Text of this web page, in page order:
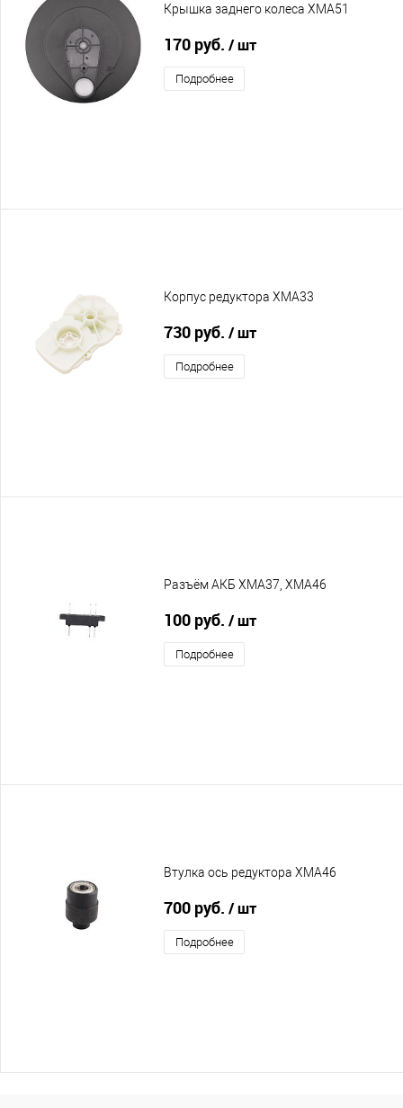
Крышка заднего колеса XMA51
170 руб. / шт
Подробнее
Корпус редуктора XMA33
730 руб. / шт
Подробнее
Разъём АКБ XMA37, XMA46
100 руб. / шт
Подробнее
Втулка ось редуктора XMA46
700 руб. / шт
Подробнее